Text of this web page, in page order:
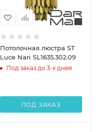
Потолочная люстра ST
Luce Nari SL1635.302.09
Под заказ до 3-х дней
ПОД ЗАКАЗ